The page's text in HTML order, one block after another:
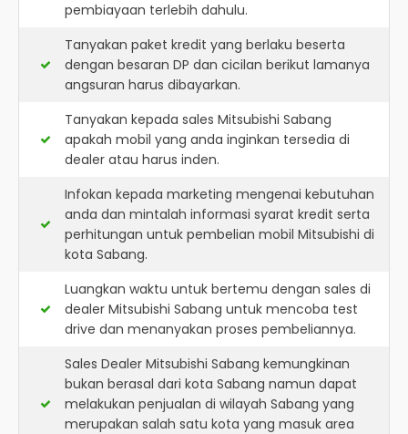
pembiayaan terlebih dahulu.
Tanyakan paket kredit yang berlaku beserta
dengan besaran DP dan cicilan berikut lamanya
angsuran harus dibayarkan.
Tanyakan kepada sales Mitsubishi Sabang
apakah mobil yang anda inginkan tersedia di
dealer atau harus inden.
Infokan kepada marketing mengenai kebutuhan
anda dan mintalah informasi syarat kredit serta
perhitungan untuk pembelian mobil Mitsubishi di
kota Sabang.
Luangkan waktu untuk bertemu dengan sales di
dealer Mitsubishi Sabang untuk mencoba test
drive dan menanyakan proses pembeliannya.
Sales Dealer Mitsubishi Sabang kemungkinan
bukan berasal dari kota Sabang namun dapat
melakukan penjualan di wilayah Sabang yang
merupakan salah satu kota yang masuk area